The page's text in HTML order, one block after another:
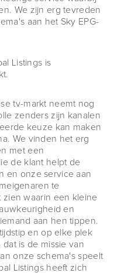
We zijn erg tevreden
aan het Sky EPG-
Listings is
tv-markt neemt nog
zenders zijn kanalen
keuze kan maken
We vinden het erg
met een
de klant helpt de
en onze service aan
te
zien waarin een kleine
en
aan hen tippen.
en op elke plek
is de missie van
onze schema's speelt
Listings heeft zich